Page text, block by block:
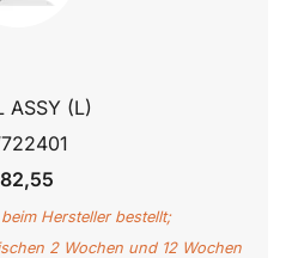
ASSY (L)
Hersteller bestellt;
2 Wochen und 12 Wochen